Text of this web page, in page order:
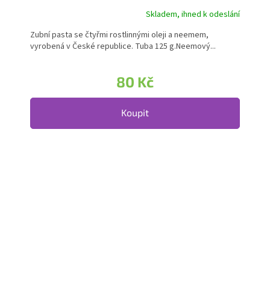
Skladem, ihned k odeslání
80 Kč
Koupit
Zubní pasta se čtyřmi rostlinnými oleji a neemem,
vyrobená v České republice. Tuba 125 g.Neemový...